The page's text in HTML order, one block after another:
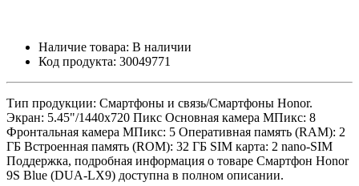
Наличие товара: В наличии
Код продукта: 30049771
Тип продукции: Смартфоны и связь/Смартфоны Honor.
Экран: 5.45"/1440x720 Пикс Основная камера МПикс: 8
Фронтальная камера МПикс: 5 Оперативная память (RAM): 2
ГБ Встроенная память (ROM): 32 ГБ SIM карта: 2 nano-SIM
Поддержка, подробная информация о товаре Смартфон Honor
9S Blue (DUA-LX9) доступна в полном описании.